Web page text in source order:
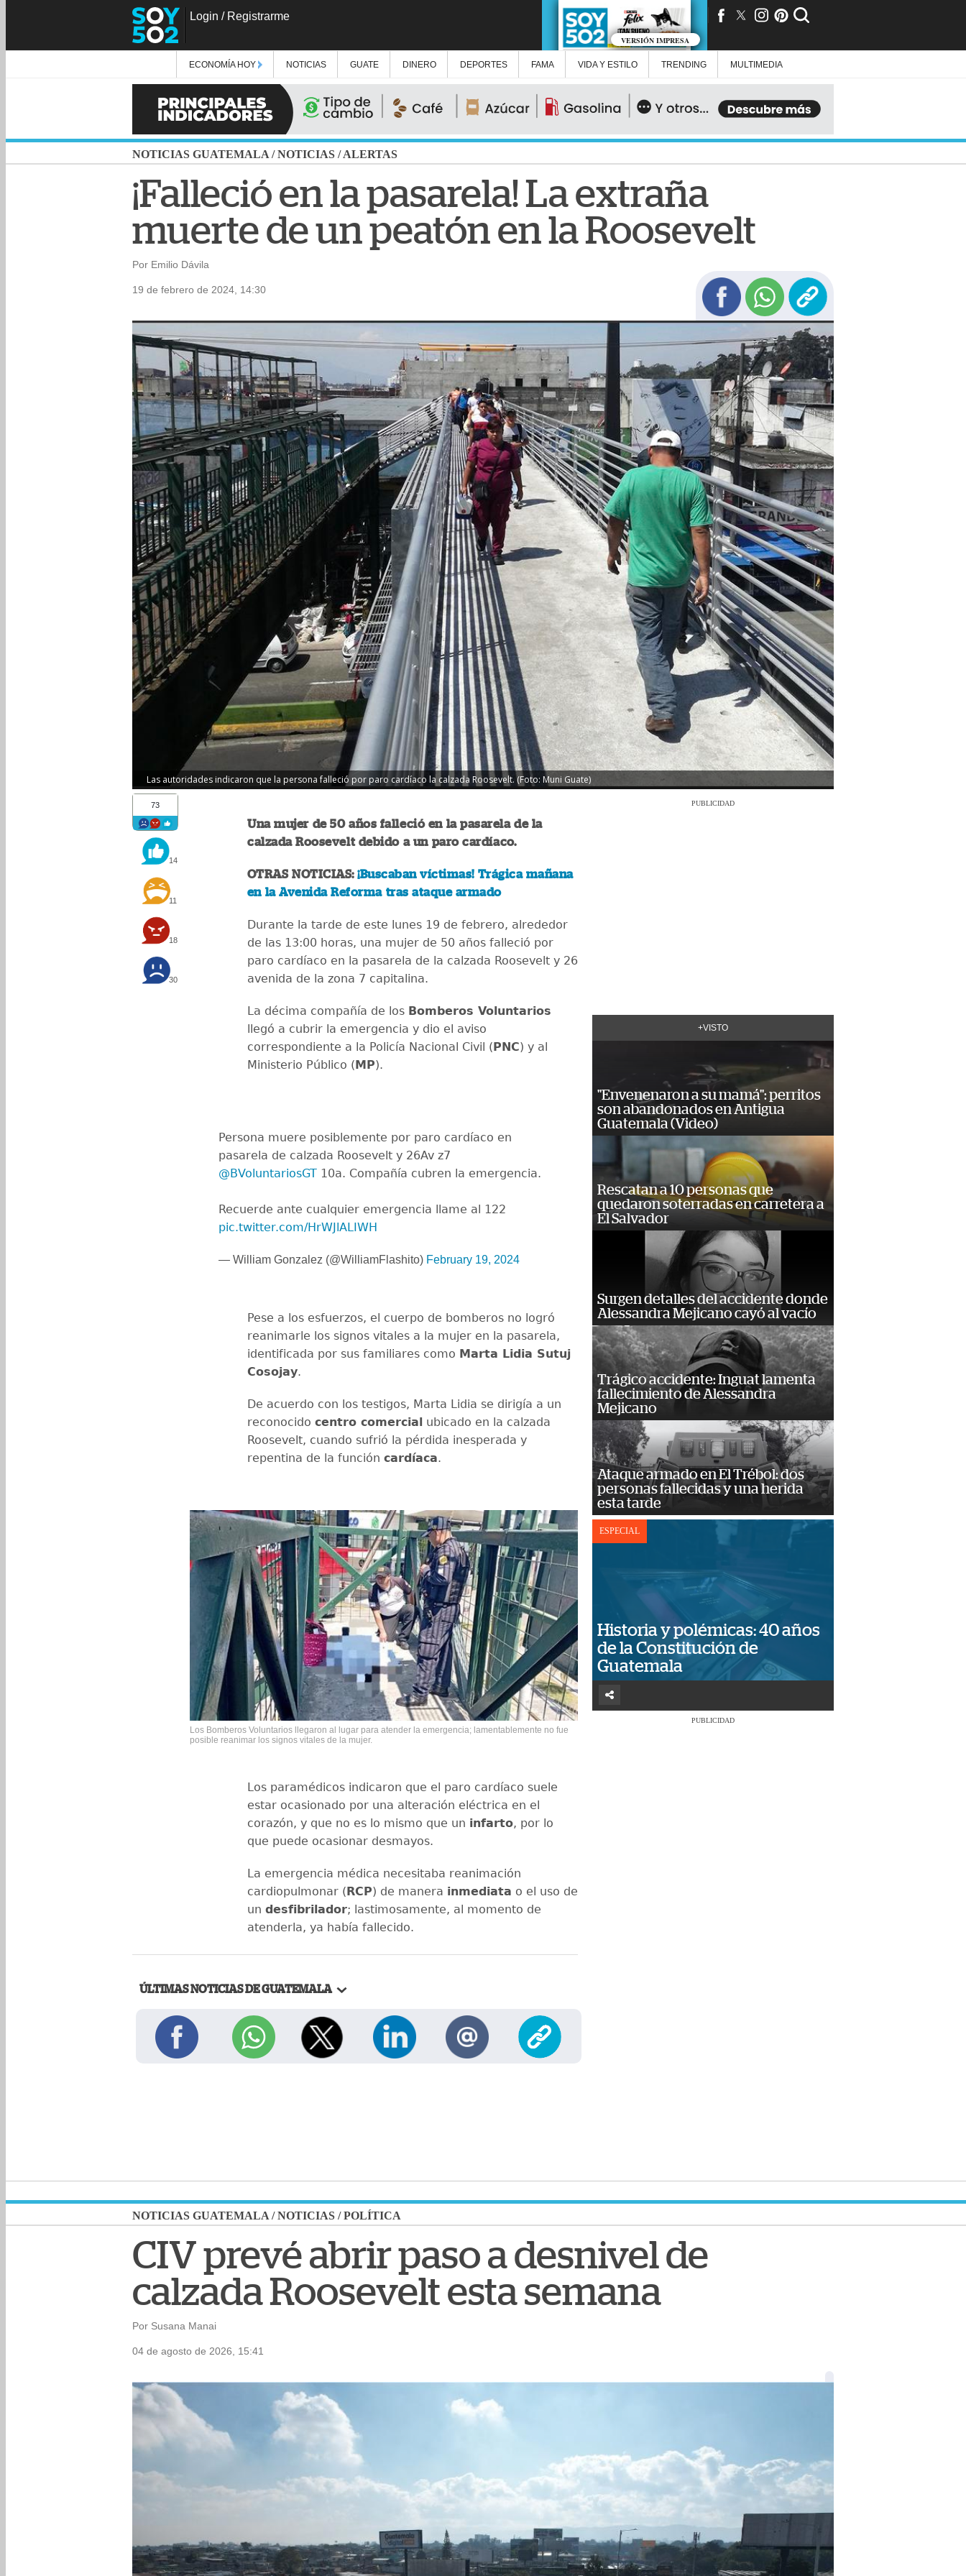
Login / Registrarme
VERSIÓN IMPRESA
ECONOMÍA HOY NOTICIAS GUATE DINERO DEPORTES FAMA VIDA Y ESTILO TRENDING MULTIMEDIA
NOTICIAS GUATEMALA /NOTICIAS /ALERTAS
¡Falleció en la pasarela! La extraña
muerte de un peatón en la Roosevelt
Por Emilio Dávila
19 de febrero de 2024, 14:30
Las autoridades indicaron que la persona falleció por paro cardíaco la calzada Roosevelt. (Foto: Muni Guate)
73
14
11
18
30
Una mujer de 50 años falleció en la pasarela de la
calzada Roosevelt debido a un paro cardíaco.
OTRAS NOTICIAS:¡Buscaban víctimas! Trágica mañana
en la Avenida Reforma tras ataque armado
Durante la tarde de este lunes 19 de febrero, alrededor
de las 13:00 horas, una mujer de 50 años falleció por
paro cardíaco en la pasarela de la calzada Roosevelt y 26
avenida de la zona 7 capitalina.
La décima compañía de los Bomberos Voluntarios
llegó a cubrir la emergencia y dio el aviso
correspondiente a la Policía Nacional Civil (PNC) y al
Ministerio Público (MP).
Persona muere posiblemente por paro cardíaco en
pasarela de calzada Roosevelt y 26Av z7
@BVoluntariosGT 10a. Compañía cubren la emergencia.
Recuerde ante cualquier emergencia llame al 122
pic.twitter.com/HrWJlALIWH
— William Gonzalez (@WilliamFlashito) February 19, 2024
Pese a los esfuerzos, el cuerpo de bomberos no logró
reanimarle los signos vitales a la mujer en la pasarela,
identificada por sus familiares como Marta Lidia Sutuj
Cosojay.
De acuerdo con los testigos, Marta Lidia se dirigía a un
reconocido centro comercial ubicado en la calzada
Roosevelt, cuando sufrió la pérdida inesperada y
repentina de la función cardíaca.
Los Bomberos Voluntarios llegaron al lugar para atender la emergencia; lamentablemente no fue
posible reanimar los signos vitales de la mujer.
Los paramédicos indicaron que el paro cardíaco suele
estar ocasionado por una alteración eléctrica en el
corazón, y que no es lo mismo que un infarto, por lo
que puede ocasionar desmayos.
La emergencia médica necesitaba reanimación
cardiopulmonar (RCP) de manera inmediata o el uso de
un desfibrilador; lastimosamente, al momento de
atenderla, ya había fallecido.
ÚLTIMAS NOTICIAS DE GUATEMALA
PUBLICIDAD
+VISTO
"Envenenaron a su mamá": perritos
son abandonados en Antigua
Guatemala (Video)
Rescatan a 10 personas que
quedaron soterradas en carretera a
El Salvador
Surgen detalles del accidente donde
Alessandra Mejicano cayó al vacío
Trágico accidente: Inguat lamenta
fallecimiento de Alessandra
Mejicano
Ataque armado en El Trébol: dos
personas fallecidas y una herida
esta tarde
ESPECIAL
Historia y polémicas: 40 años
de la Constitución de
Guatemala
PUBLICIDAD
NOTICIAS GUATEMALA /NOTICIAS /POLÍTICA
CIV prevé abrir paso a desnivel de
calzada Roosevelt esta semana
Por Susana Manai
04 de agosto de 2026, 15:41